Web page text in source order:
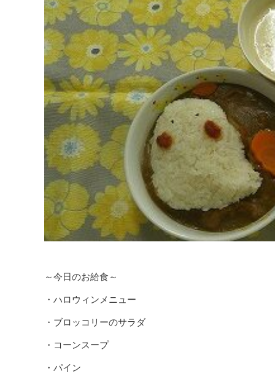
～今日のお給食～
・ハロウィンメニュー
・ブロッコリーのサラダ
・コーンスープ
・パイン